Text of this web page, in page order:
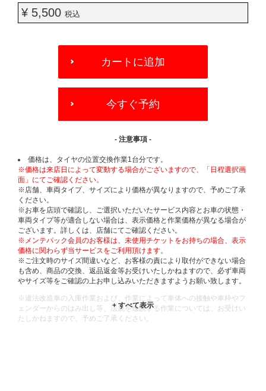
¥ 5,500 税込
OPTIONS
カートに追加
今すぐ予約
- 注意事項 -
価格は、タイヤの位置交換作業1台分です。
※価格は来店日によって変動する場合がございますので、「日程選択画
面」にてご確認ください。
※店舗、車両タイプ、サイズにより価格が異なりますので、予めご了承
ください。
※お車を店頭で確認し、ご選択いただいたサービス内容とお車の状態・
車両タイプ等が適合しない場合は、表示価格と作業価格が異なる場合が
ございます。詳しくは、店舗にてご確認ください。
※メンテパック会員のお客様は、未使用チケットをお持ちの場合、表示
価格に関わらず当サービスをご利用頂けます。
※ご注文時のサイズ間違いなど、お客様の責により取付ができない場合
も含め、商品の交換、返品返金等お受けいたしかねますので、必ず車両
やサイズ等をご確認の上お申し込みいただきますようお願い致します。
※違法改造車の入庫作業および、作業によって車体への接触や車枠やフ
ェンダーからのはみ出し等、法規を逸脱する作業については、お受けい
たしかねますので、予めご了承ください。